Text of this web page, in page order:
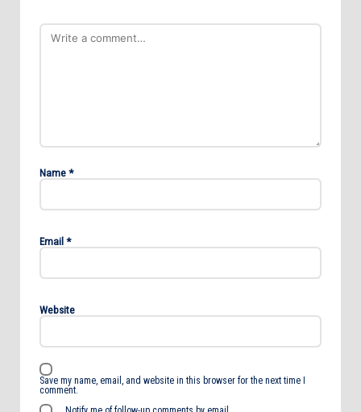
Name *
Email *
Website
Save my name, email, and website in this browser for the next time I
comment.